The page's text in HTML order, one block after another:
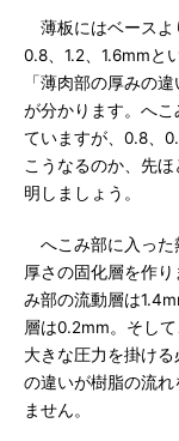
薄板にはベースよ
0.8、1.2、1.6mmと
「薄肉部の厚みの
が分かります。へ
ていますが、0.8、
こうなるのか、先
明しましょう。
へこみ部に入った
厚さの固化層を作り
み部の流動層は
層は0.2mm。そし
大きな圧力を掛け
の違いが樹脂の流
ません。